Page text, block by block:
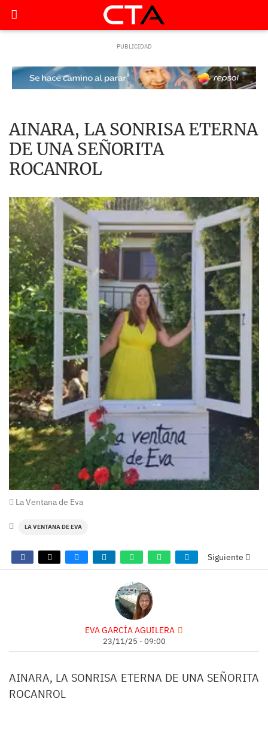
AINARA, LA SONRISA ETERNA
DE UNA SEÑORITA
ROCANROL
La Ventana de Eva
LA VENTANA DE EVA
Siguiente
EVA GARCÍA AGUILERA
23/11/25 - 09:00
AINARA, LA SONRISA ETERNA DE UNA SEÑORITA
ROCANROL